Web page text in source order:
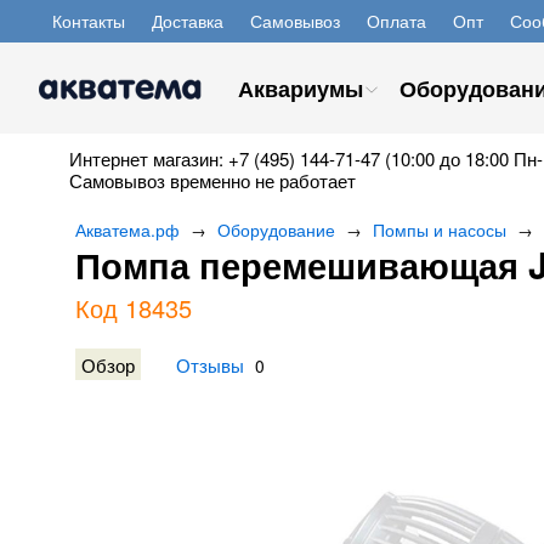
Контакты Доставка Самовывоз Оплата Опт
Аквариумы
Интернет магазин: +7 (495) 144-71-47 (10:00 до 18:00
Самовывоз временно не работает
Акватема.рф → Оборудование → Помпы и насосы →
Помпа перемешивающая
Код 18435
Обзор Отзывы 0